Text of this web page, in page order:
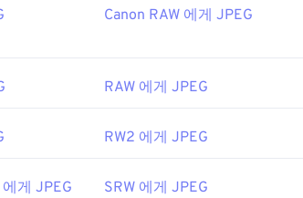
Canon RAW 에게 JPEG
RAW 에게 JPEG
RW2 에게 JPEG
게 JPEG SRW 에게 JPEG